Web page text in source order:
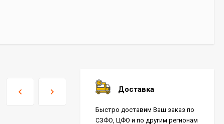
Доставка
Быстро доставим Ваш заказ по
СЗФО, ЦФО и по другим регионам